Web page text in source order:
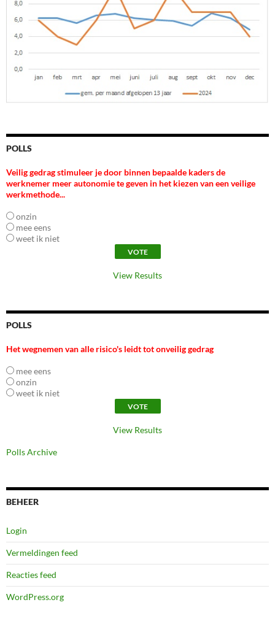
POLLS
Veilig gedrag stimuleer je door binnen bepaalde kaders de
werknemer meer autonomie te geven in het kiezen van een veilige
werkmethode...
onzin
mee eens
weet ik niet
View Results
POLLS
Het wegnemen van alle risico's leidt tot onveilig gedrag
mee eens
onzin
weet ik niet
View Results
Polls Archive
BEHEER
Login
Vermeldingen feed
Reacties feed
WordPress.org